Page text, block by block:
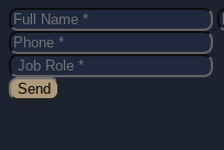
Send